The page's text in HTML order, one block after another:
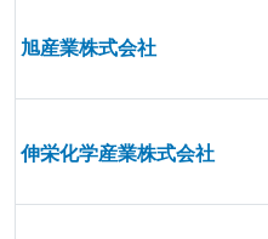
旭産業株式会社
伸栄化学産業株式会社